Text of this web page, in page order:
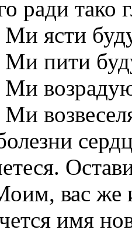
ради тако
ясти
пити
вас же
имя